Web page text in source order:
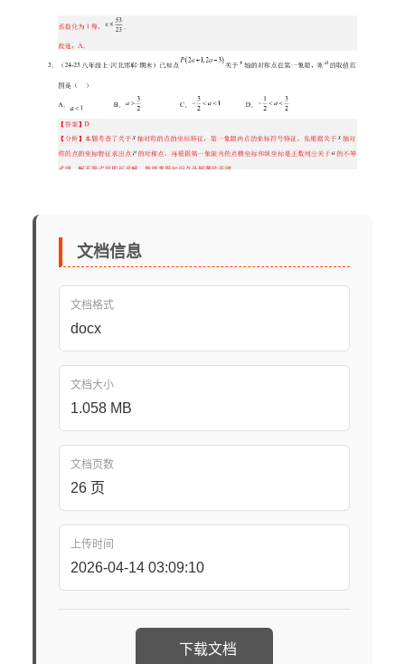
文档信息
文档格式
docx
文档大小
1.058 MB
文档页数
26 页
上传时间
2026-04-14 03:09:10
下载文档